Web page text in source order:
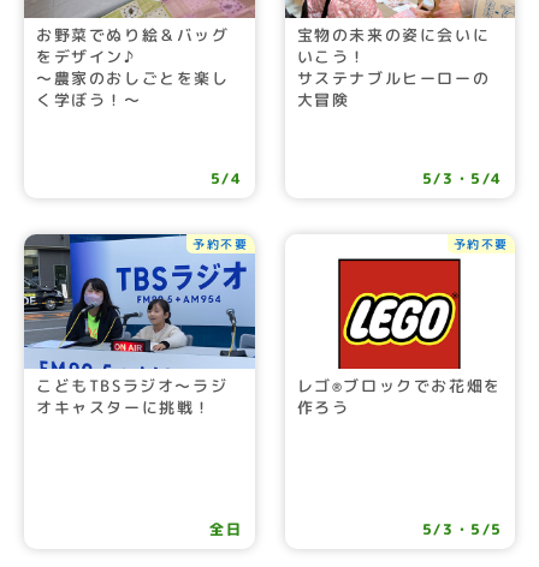
お野菜でぬり絵＆バッグ
をデザイン♪
～農家のおしごとを楽し
く学ぼう！～
5/4
宝物の未来の姿に会いに
いこう！
サステナブルヒーローの
大冒険
5/3・5/4
予約不要
こどもTBSラジオ～ラジ
オキャスターに挑戦！
全日
予約不要
レゴ®ブロックでお花畑を
作ろう
5/3・5/5